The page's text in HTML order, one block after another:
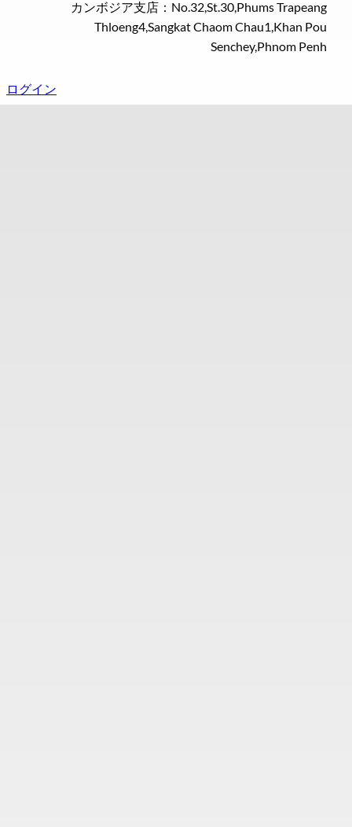
カンボジア支店：No.32,St.30,Phums Trapeang
Thloeng4,Sangkat Chaom Chau1,Khan Pou
Senchey,Phnom Penh
ログイン